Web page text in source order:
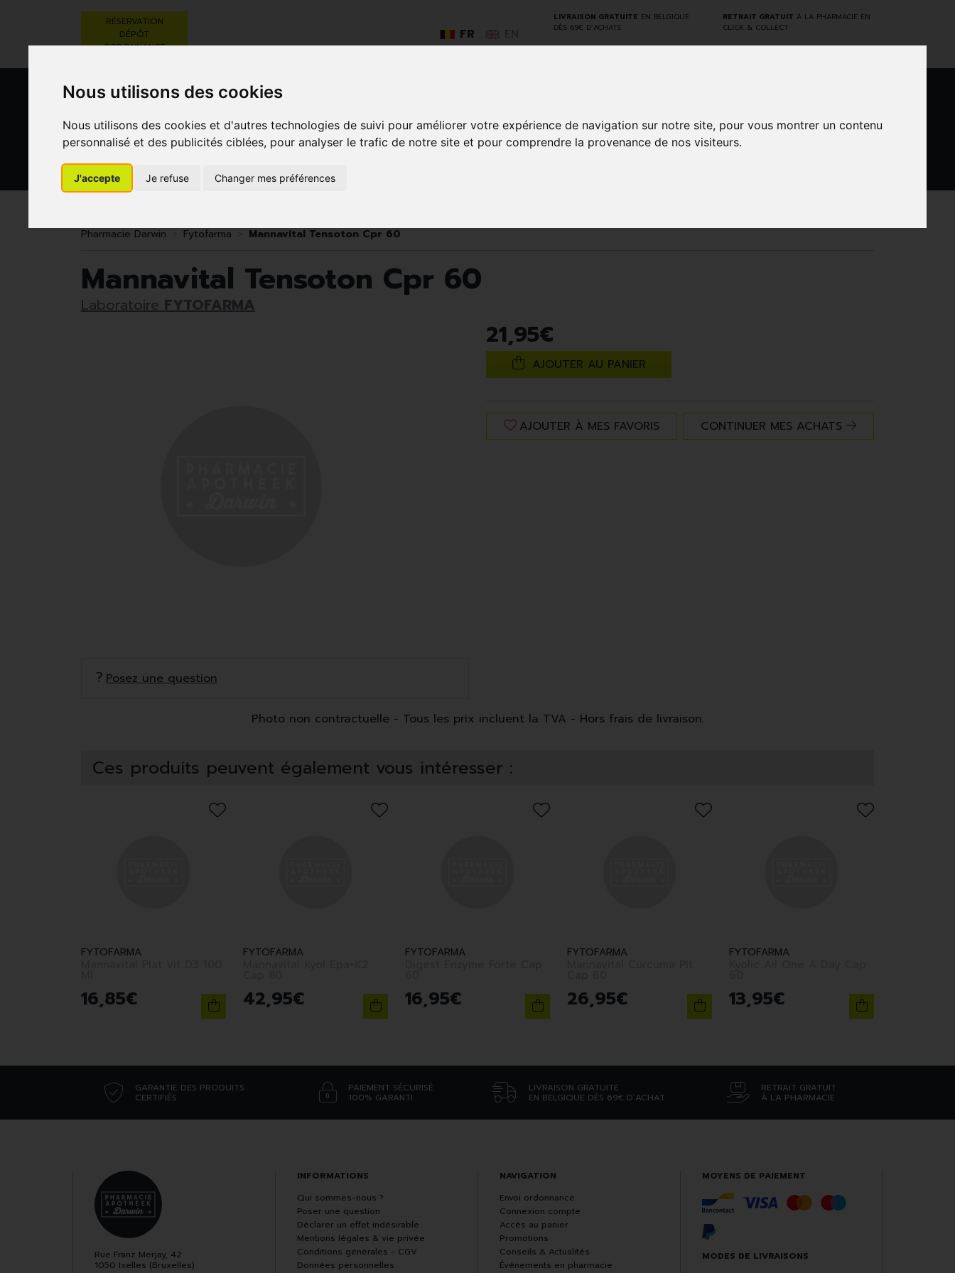
Nous utilisons des cookies
Nous utilisons des cookies et d'autres technologies de suivi pour améliorer votre expérience de navigation sur notre site, pour vous montrer un contenu
personnalisé et des publicités ciblées, pour analyser le trafic de notre site et pour comprendre la provenance de nos visiteurs.
J'accepte Je refuse Changer mes préférences
LIVRAISON GRATUITE EN BELGIQUE
DÈS 69€ D’ACHATS
RETRAIT GRATUIT À LA PHARMACIE EN
CLICK & COLLECT
FR
RÉSERVATION
DÉPÔT
ORDONNANCE
GO
BEAUTÉ,
SOINS ET
RÉGIME,
GROSSESSE
Pharmacie Darwin Fytofarma Mannavital Tensoton Cpr 60
Mannavital Tensoton Cpr 60
Laboratoire FYTOFARMA
21,95€
AJOUTER AU PANIER
AJOUTER À MES FAVORIS CONTINUER MES ACHATS
Posez une question
Photo non contractuelle - Tous les prix incluent la TVA - Hors frais de livraison.
Ces produits peuvent également vous intéresser :
FYTOFARMA
16,85€
FYTOFARMA
42,95€
FYTOFARMA
16,95€
FYTOFARMA
26,95€
FYTOFARMA
13,95€
GARANTIE DES PRODUITS
CERTIFIÉS
PAIEMENT SÉCURISÉ
100% GARANTI
LIVRAISON GRATUITE
EN BELGIQUE DÈS 69€ D’ACHAT
RETRAIT GRATUIT
À LA PHARMACIE
Rue Franz Merjay, 42
1050 Ixelles (Bruxelles)
INFORMATIONS
Qui sommes-nous ?
Poser une question
Déclarer un effet indésirable
Mentions légales & vie privée
Conditions générales - CGV
Données personnelles
NAVIGATION
Envoi ordonnance
Connexion compte
Accès au panier
Promotions
Conseils & Actualités
Événements en pharmacie
MOYENS DE PAIEMENT
MODES DE LIVRAISONS